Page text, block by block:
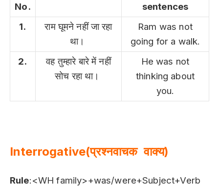
No.
sentences
1.
राम घूमने नहीं जा रहा
था।
Ram was not
going for a walk.
2.
वह तुम्हारे बारे में नहीं
सोच रहा था।
He was not
thinking about
you.
Interrogative(प्रश्नवाचक वाक्य)
Rule:<WH family>+was/were+Subject+Verb